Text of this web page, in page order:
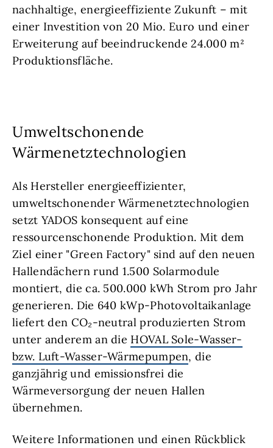
nachhaltige, energieeffiziente Zukunft – mit
einer Investition von 20 Mio. Euro und einer
Erweiterung auf beeindruckende 24.000 m²
Produktionsfläche.
Umweltschonende
Wärmenetztechnologien
Als Hersteller energieeffizienter,
umweltschonender Wärmenetztechnologien
setzt YADOS konsequent auf eine
ressourcenschonende Produktion. Mit dem
Ziel einer "Green Factory" sind auf den neuen
Hallendächern rund 1.500 Solarmodule
montiert, die ca. 500.000 kWh Strom pro Jahr
generieren. Die 640 kWp-Photovoltaikanlage
liefert den CO₂-neutral produzierten Strom
unter anderem an die HOVAL Sole-Wasser-
bzw. Luft-Wasser-Wärmepumpen, die
ganzjährig und emissionsfrei die
Wärmeversorgung der neuen Hallen
übernehmen.
Weitere Informationen und einen Rückblick